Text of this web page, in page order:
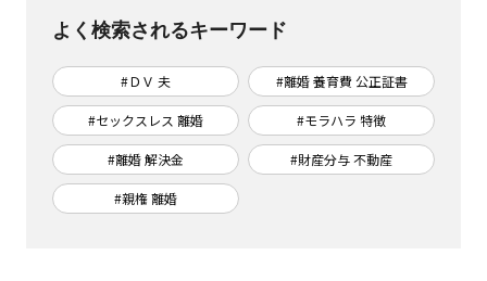
よく検索されるキーワード
#ＤＶ 夫 #離婚 養育費 公正証書
#セックスレス 離婚 #モラハラ 特徴
#離婚 解決金 #財産分与 不動産
#親権 離婚